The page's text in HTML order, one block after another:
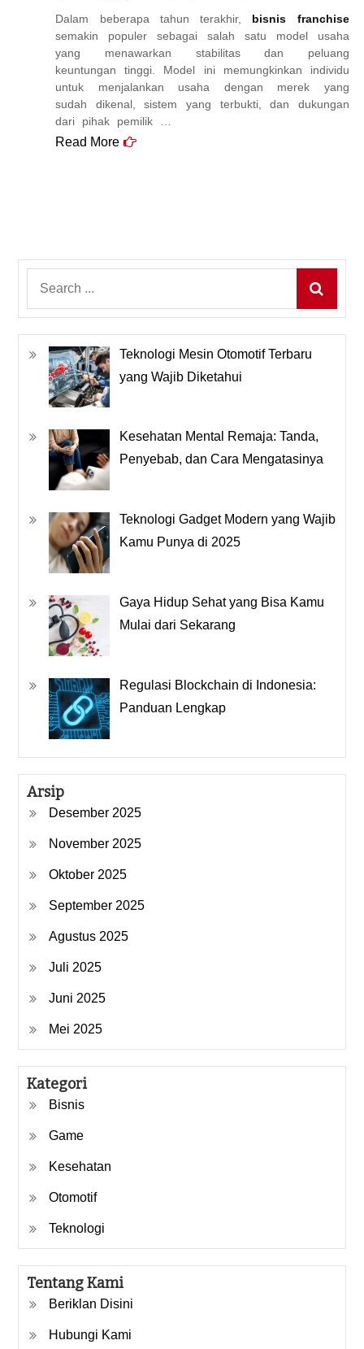
Dalam beberapa tahun terakhir, bisnis franchise
semakin populer sebagai salah satu model usaha
yang menawarkan stabilitas dan peluang
keuntungan tinggi. Model ini memungkinkan individu
untuk menjalankan usaha dengan merek yang
sudah dikenal, sistem yang terbukti, dan dukungan
dari pihak pemilik …
Read More
Teknologi Mesin Otomotif Terbaru
yang Wajib Diketahui
Kesehatan Mental Remaja: Tanda,
Penyebab, dan Cara Mengatasinya
Teknologi Gadget Modern yang Wajib
Kamu Punya di 2025
Gaya Hidup Sehat yang Bisa Kamu
Mulai dari Sekarang
Regulasi Blockchain di Indonesia:
Panduan Lengkap
Arsip
Desember 2025
November 2025
Oktober 2025
September 2025
Agustus 2025
Juli 2025
Juni 2025
Mei 2025
Kategori
Bisnis
Game
Kesehatan
Otomotif
Teknologi
Tentang Kami
Beriklan Disini
Hubungi Kami